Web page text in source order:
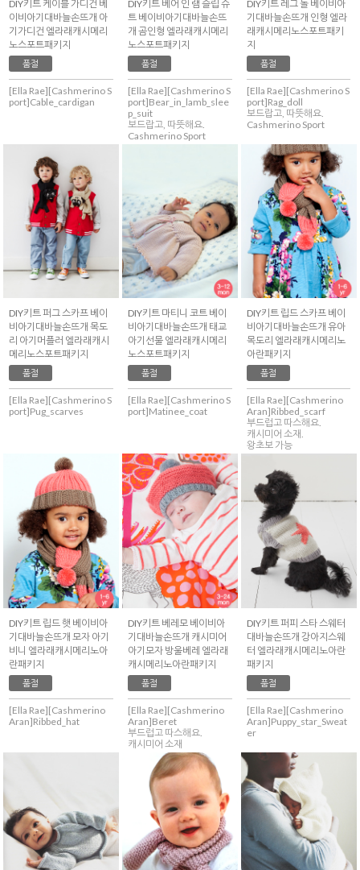
DIY키트 케이블 가디건 베
이비아기대바늘손뜨개 아
기가디건 엘라래캐시메리
노스포트패키지
품절
[Ella Rae][Cashmerino S
port]Cable_cardigan
DIY키트 베어 인 램 슬립 슈
트 베이비아기대바늘손뜨
개 곰인형 엘라래캐시메리
노스포트패키지
품절
[Ella Rae][Cashmerino S
port]Bear_in_lamb_slee
p_suit
보드랍고, 따뜻해요.
Cashmerino Sport
DIY키트 레그 돌 베이비아
기대바늘손뜨개 인형 엘라
래캐시메리노스포트패키
지
품절
[Ella Rae][Cashmerino S
port]Rag_doll
보드랍고, 따뜻해요.
Cashmerino Sport
DIY키트 퍼그 스카프 베이
비아기대바늘손뜨개 목도
리 아기머플러 엘라래캐시
메리노스포트패키지
품절
[Ella Rae][Cashmerino S
port]Pug_scarves
DIY키트 마티니 코트 베이
비아기대바늘손뜨개 태교
아기선물 엘라래캐시메리
노스포트패키지
품절
[Ella Rae][Cashmerino S
port]Matinee_coat
DIY키트 립드 스카프 베이
비아기대바늘손뜨개 유아
목도리 엘라래캐시메리노
아란패키지
품절
[Ella Rae][Cashmerino
Aran]Ribbed_scarf
부드럽고 따스해요.
캐시미어 소재.
왕초보 가능
DIY키트 립드 햇 베이비아
기대바늘손뜨개 모자 아기
비니 엘라래캐시메리노아
란패키지
품절
[Ella Rae][Cashmerino
Aran]Ribbed_hat
DIY키트 베레모 베이비아
기대바늘손뜨개 캐시미어
아기모자 방울베레 엘라래
캐시메리노아란패키지
품절
[Ella Rae][Cashmerino
Aran]Beret
부드럽고 따스해요.
캐시미어 소재
DIY키트 퍼피 스타 스웨터
대바늘손뜨개 강아지스웨
터 엘라래캐시메리노아란
패키지
품절
[Ella Rae][Cashmerino
Aran]Puppy_star_Sweat
er